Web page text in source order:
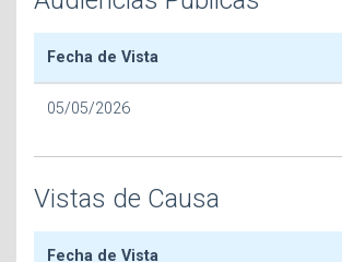
Fecha de Vista
05/05/2026
Vistas de Causa
Fecha de Vista